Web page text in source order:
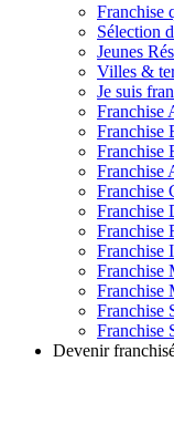
Franchise
Sélection
Jeunes
Villes &
Je suis
Franchise
Franchise
Franchise
Franchise
Franchise
Franchise
Franchise
Franchise
Franchise
Franchise
Franchise
Franchise
Devenir